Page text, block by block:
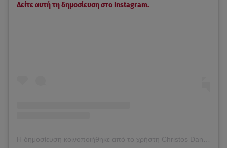
Δείτε αυτή τη δημοσίευση στο Instagram.